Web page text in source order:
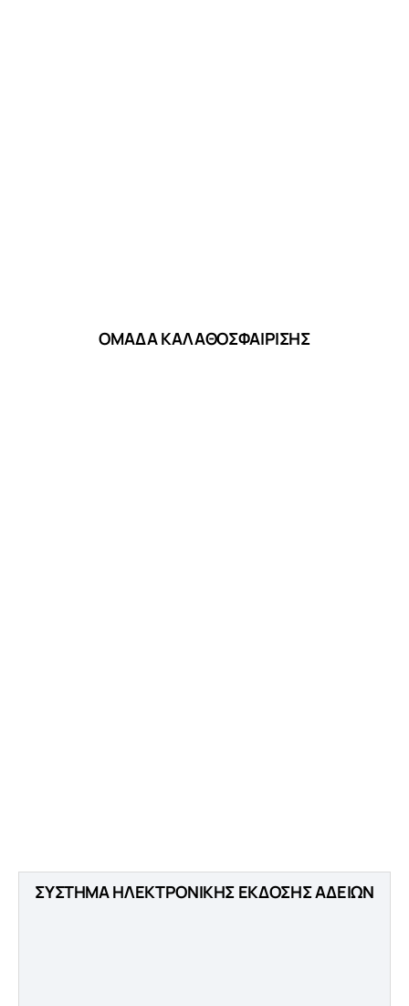
ΟΜΑΔΑ ΚΑΛΑΘΟΣΦΑΙΡΙΣΗΣ
ΣΥΣΤΗΜΑ ΗΛΕΚΤΡΟΝΙΚΗΣ ΕΚΔΟΣΗΣ ΑΔΕΙΩΝ